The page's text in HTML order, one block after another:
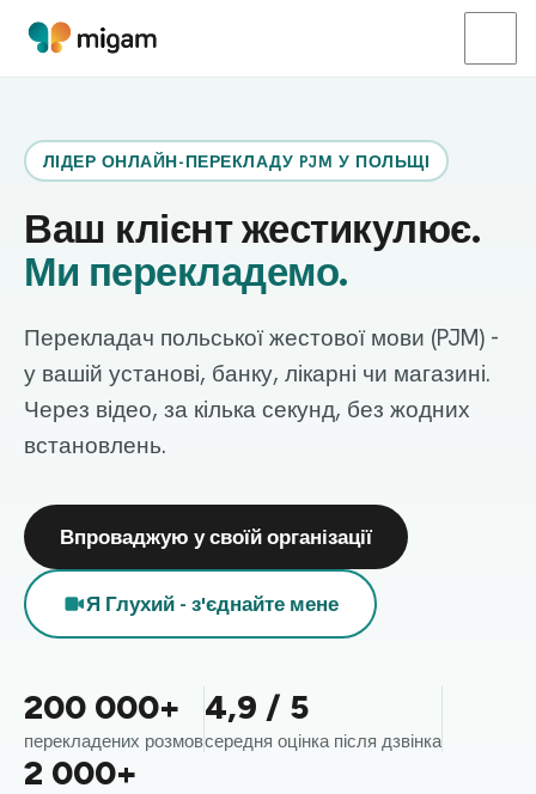
ЛІДЕР ОНЛАЙН-ПЕРЕКЛАДУ PJM У ПОЛЬЩІ
Ваш клієнт жестикулює.
Ми перекладемо.
Перекладач польської жестової мови (PJM) -
у вашій установі, банку, лікарні чи магазині.
Через відео, за кілька секунд, без жодних
встановлень.
Впроваджую у своїй організації
Я Глухий - з'єднайте мене
200 000+
перекладених розмов
4,9 / 5
середня оцінка після дзвінка
2 000+